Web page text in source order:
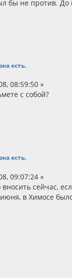
бы не против. До
есть.
08:59:50 »
с собой?
есть.
09:07:24 »
сейчас,
в Химосе